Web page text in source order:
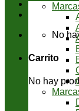
No
Carrito
No hay